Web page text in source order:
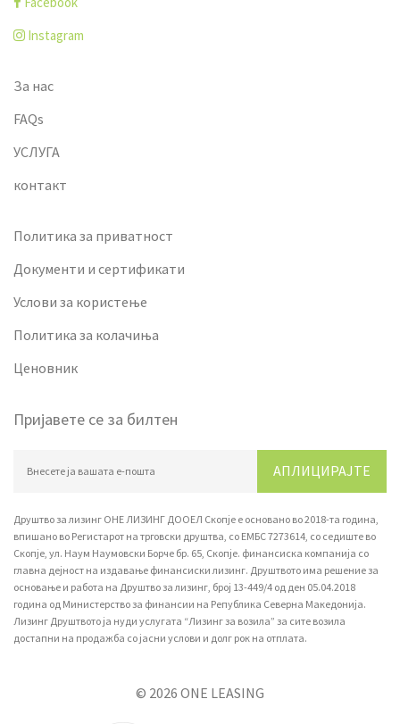
Instagram
За нас
FAQs
УСЛУГА
контакт
Политика за приватност
Документи и сертификати
Услови за користење
Политика за колачиња
Ценовник
Пријавете се за билтен
АПЛИЦИРАЈТЕ
Друштво за лизинг ОНЕ ЛИЗИНГ ДООЕЛ Скопје е основано во 2018-та година,
впишано вo Регистарот на трговски друштва, со ЕМБС 7273614, со седиште во
Скопје, ул. Наум Наумовски Борче бр. 65, Скопје. финансиска компанија со
главна дејност на издавање финансиски лизинг. Друштвото има решение за
основање и работа на Друштво за лизинг, број 13-449/4 од ден 05.04.2018
година од Министерство за финансии на Република Северна Македонија.
Лизинг Друштвото ја нуди услугата “Лизинг за возила” за сите возила
достапни на продажба со јасни услови и долг рок на отплата.
© 2026 ONE LEASING